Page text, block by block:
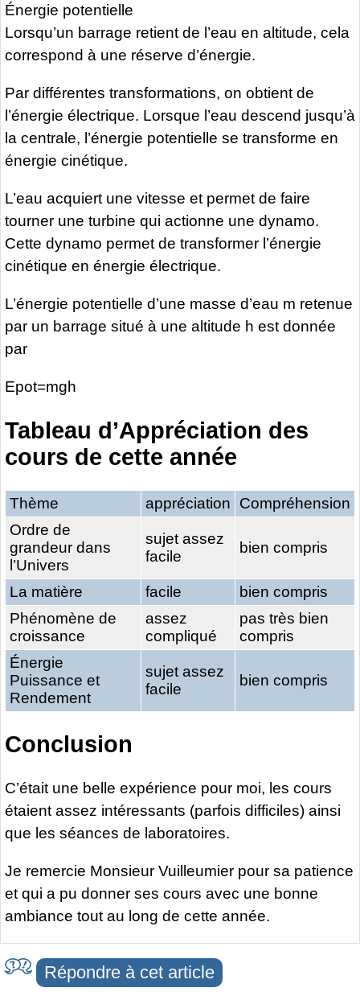
Énergie potentielle
Lorsqu’un barrage retient de l’eau en altitude, cela
correspond à une réserve d’énergie.
Par différentes transformations, on obtient de
l’énergie électrique. Lorsque l’eau descend jusqu’à
la centrale, l’énergie potentielle se transforme en
énergie cinétique.
L’eau acquiert une vitesse et permet de faire
tourner une turbine qui actionne une dynamo.
Cette dynamo permet de transformer l’énergie
cinétique en énergie électrique.
L’énergie potentielle d’une masse d’eau m retenue
par un barrage situé à une altitude h est donnée
par
Epot=mgh
Tableau d’Appréciation des
cours de cette année
Thème appréciation
Compréhension
Ordre de
grandeur dans
l’Univers
sujet assez
facile
bien compris
La matière facile
bien compris
Phénomène de
croissance
assez
compliqué
pas très bien
compris
Énergie
Puissance et
Rendement
sujet assez
facile
bien compris
Conclusion
C’était une belle expérience pour moi, les cours
étaient assez intéressants (parfois difficiles) ainsi
que les séances de laboratoires.
Je remercie Monsieur Vuilleumier pour sa patience
et qui a pu donner ses cours avec une bonne
ambiance tout au long de cette année.
Répondre à cet article